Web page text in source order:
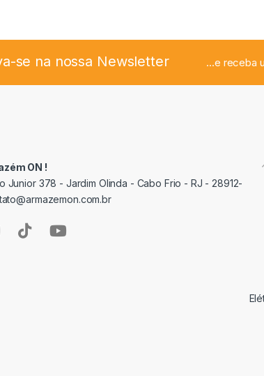
se na nossa Newsletter ...e receba
ON !
Junior 378 - Jardim Olinda - Cabo Frio - RJ - 28912-